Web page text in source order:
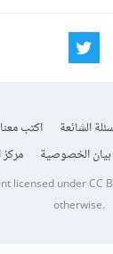
الشائعة اكتب معنا
بيان الخصوصية
licensed underCC
otherwise.